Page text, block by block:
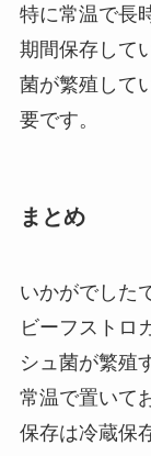
特に常温で長
期間保存して
菌が繁殖して
要です。
まとめ
いかがでした
ビーフストロ
シュ菌が繁殖
常温で置いて
保存は冷蔵保